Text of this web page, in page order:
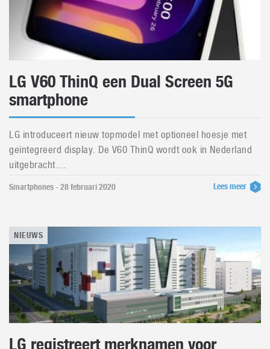
LG V60 ThinQ een Dual Screen 5G
smartphone
LG introduceert nieuw topmodel met optioneel hoesje met
geïntegreerd display. De V60 ThinQ wordt ook in Nederland
uitgebracht....
Smartphones - 28 februari 2020 Lees meer
NIEUWS
LG registreert merknamen voor